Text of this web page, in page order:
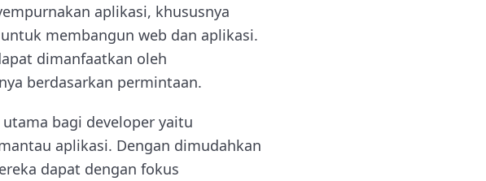
aplikasi, khususnya
untuk membangun web dan aplikasi.
dimanfaatkan oleh
berdasarkan permintaan.
bagi developer yaitu
aplikasi. Dengan dimudahkan
dapat dengan fokus